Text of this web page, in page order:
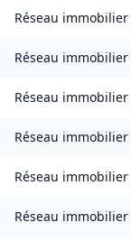
Réseau immobilier
Réseau immobilier
Réseau immobilier
Réseau immobilier
Réseau immobilier
Réseau immobilier